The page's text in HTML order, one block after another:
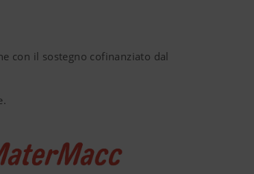
con il sostegno cofinanziato dal